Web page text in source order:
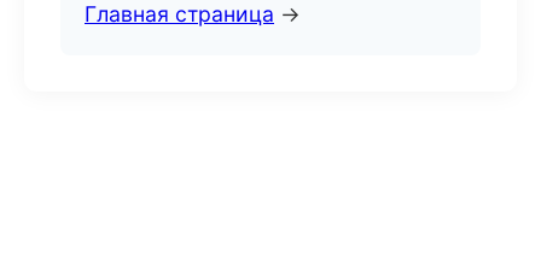
Главная страница →